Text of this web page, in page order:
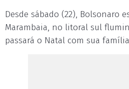
Desde sábado (22), Bolsonaro
Marambaia, no litoral sul
passará o Natal com sua